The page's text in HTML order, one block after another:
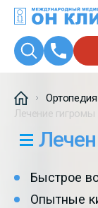
Лечение гигромы
Быстрое
Опытные